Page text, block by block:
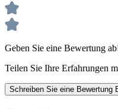
Geben Sie eine Bewertung
Teilen Sie Ihre Erfahrungen
Schreiben Sie eine Bewertung